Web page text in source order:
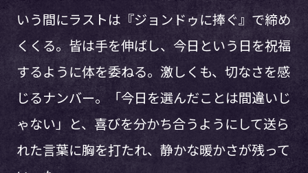
いう間にラストは『ジョンドゥに捧ぐ』で締め
くくる。皆は手を伸ばし、今日という日を祝福
するように体を委ねる。激しくも、切なさを感
じるナンバー。「今日を選んだことは間違いじ
ゃない」と、喜びを分かち合うようにして送ら
れた言葉に胸を打たれ、静かな暖かさが残って